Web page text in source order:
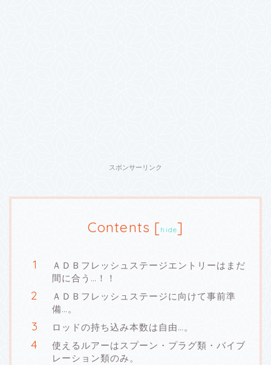
スポンサーリンク
Contents [hide]
ＡＤＢフレッシュステージエントリーはまだ
間に合う…！！
ＡＤＢフレッシュステージに向けて事前準
備…。
ロッドの持ち込み本数は自由…。
使えるルアーはスプーン・プラグ類・バイブ
レーション類のみ。